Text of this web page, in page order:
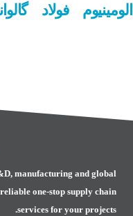
الومینیوم فولاد
manufacturing and global
one-stop supply chain
services for your projects.